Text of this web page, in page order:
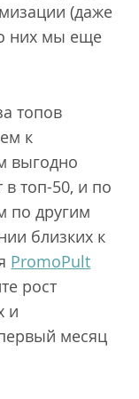
(даже
них мы еще
топов
к
выгодно
в топ-50, и по
по другим
близких к
PromoPult
рост
и
месяц